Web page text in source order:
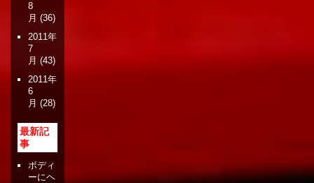
8
月 (36)
2011年
7
月 (43)
2011年
6
月 (28)
最新記
事
ボディ
ーにヘ